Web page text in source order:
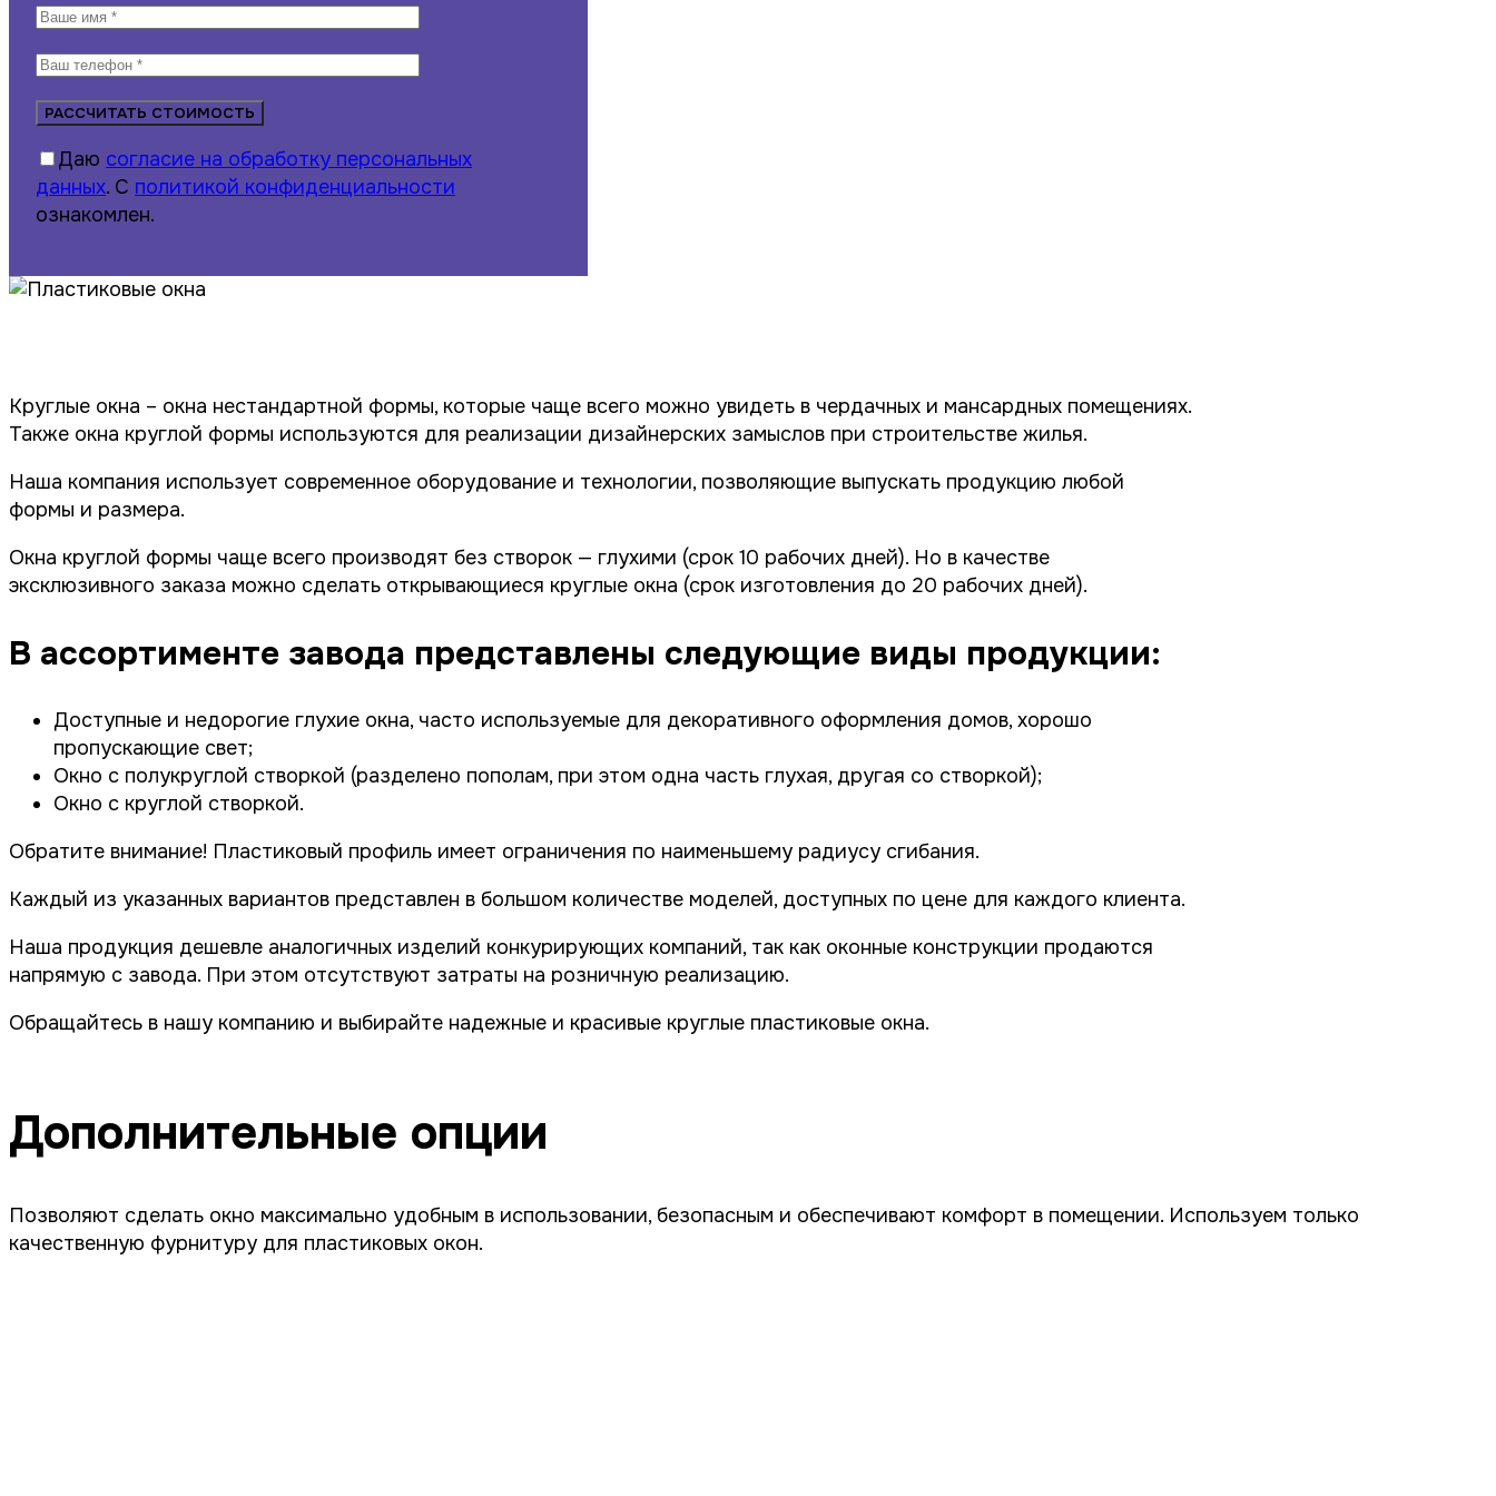
Даю согласие на обработку персональных
данных. С политикой конфиденциальности
ознакомлен.
Круглые окна – окна нестандартной формы, которые чаще всего можно увидеть в чердачных и мансардных помещениях.
Также окна круглой формы используются для реализации дизайнерских замыслов при строительстве жилья.
Наша компания использует современное оборудование и технологии, позволяющие выпускать продукцию любой
формы и размера.
Окна круглой формы чаще всего производят без створок — глухими (срок 10 рабочих дней). Но в качестве
эксклюзивного заказа можно сделать открывающиеся круглые окна (срок изготовления до 20 рабочих дней).
В ассортименте завода представлены следующие виды продукции:
Доступные и недорогие глухие окна, часто используемые для декоративного оформления домов, хорошо
пропускающие свет;
Окно с полукруглой створкой (разделено пополам, при этом одна часть глухая, другая со створкой);
Окно с круглой створкой.
Обратите внимание! Пластиковый профиль имеет ограничения по наименьшему радиусу сгибания.
Каждый из указанных вариантов представлен в большом количестве моделей, доступных по цене для каждого клиента.
Наша продукция дешевле аналогичных изделий конкурирующих компаний, так как оконные конструкции продаются
напрямую с завода. При этом отсутствуют затраты на розничную реализацию.
Обращайтесь в нашу компанию и выбирайте надежные и красивые круглые пластиковые окна.
Дополнительные опции
Позволяют сделать окно максимально удобным в использовании, безопасным и обеспечивают комфорт в помещении. Используем только
качественную фурнитуру для пластиковых окон.